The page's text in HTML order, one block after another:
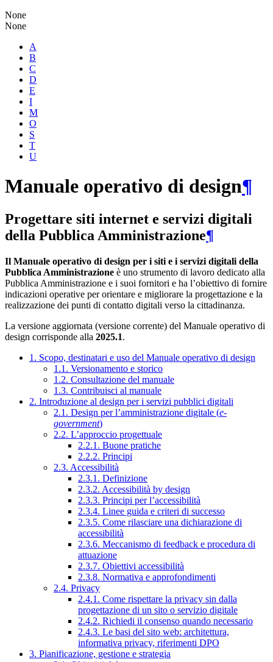
None
None
A
B
C
D
E
I
M
O
S
T
U
Manuale operativo di design¶
Progettare siti internet e servizi digitali
della Pubblica Amministrazione¶
Il Manuale operativo di design per i siti e i servizi digitali della
Pubblica Amministrazione è uno strumento di lavoro dedicato alla
Pubblica Amministrazione e i suoi fornitori e ha l’obiettivo di fornire
indicazioni operative per orientare e migliorare la progettazione e la
realizzazione dei punti di contatto digitali verso la cittadinanza.
La versione aggiornata (versione corrente) del Manuale operativo di
design corrisponde alla 2025.1.
1. Scopo, destinatari e uso del Manuale operativo di design
1.1. Versionamento e storico
1.2. Consultazione del manuale
1.3. Contribuisci al manuale
2. Introduzione al design per i servizi pubblici digitali
2.1. Design per l’amministrazione digitale (e-
government)
2.2. L’approccio progettuale
2.2.1. Buone pratiche
2.2.2. Principi
2.3. Accessibilità
2.3.1. Definizione
2.3.2. Accessibilità by design
2.3.3. Principi per l’accessibilità
2.3.4. Linee guida e criteri di successo
2.3.5. Come rilasciare una dichiarazione di
accessibilità
2.3.6. Meccanismo di feedback e procedura di
attuazione
2.3.7. Obiettivi accessibilità
2.3.8. Normativa e approfondimenti
2.4. Privacy
2.4.1. Come rispettare la privacy sin dalla
progettazione di un sito o servizio digitale
2.4.2. Richiedi il consenso quando necessario
2.4.3. Le basi del sito web: architettura,
informativa privacy, riferimenti DPO
3. Pianificazione, gestione e strategia